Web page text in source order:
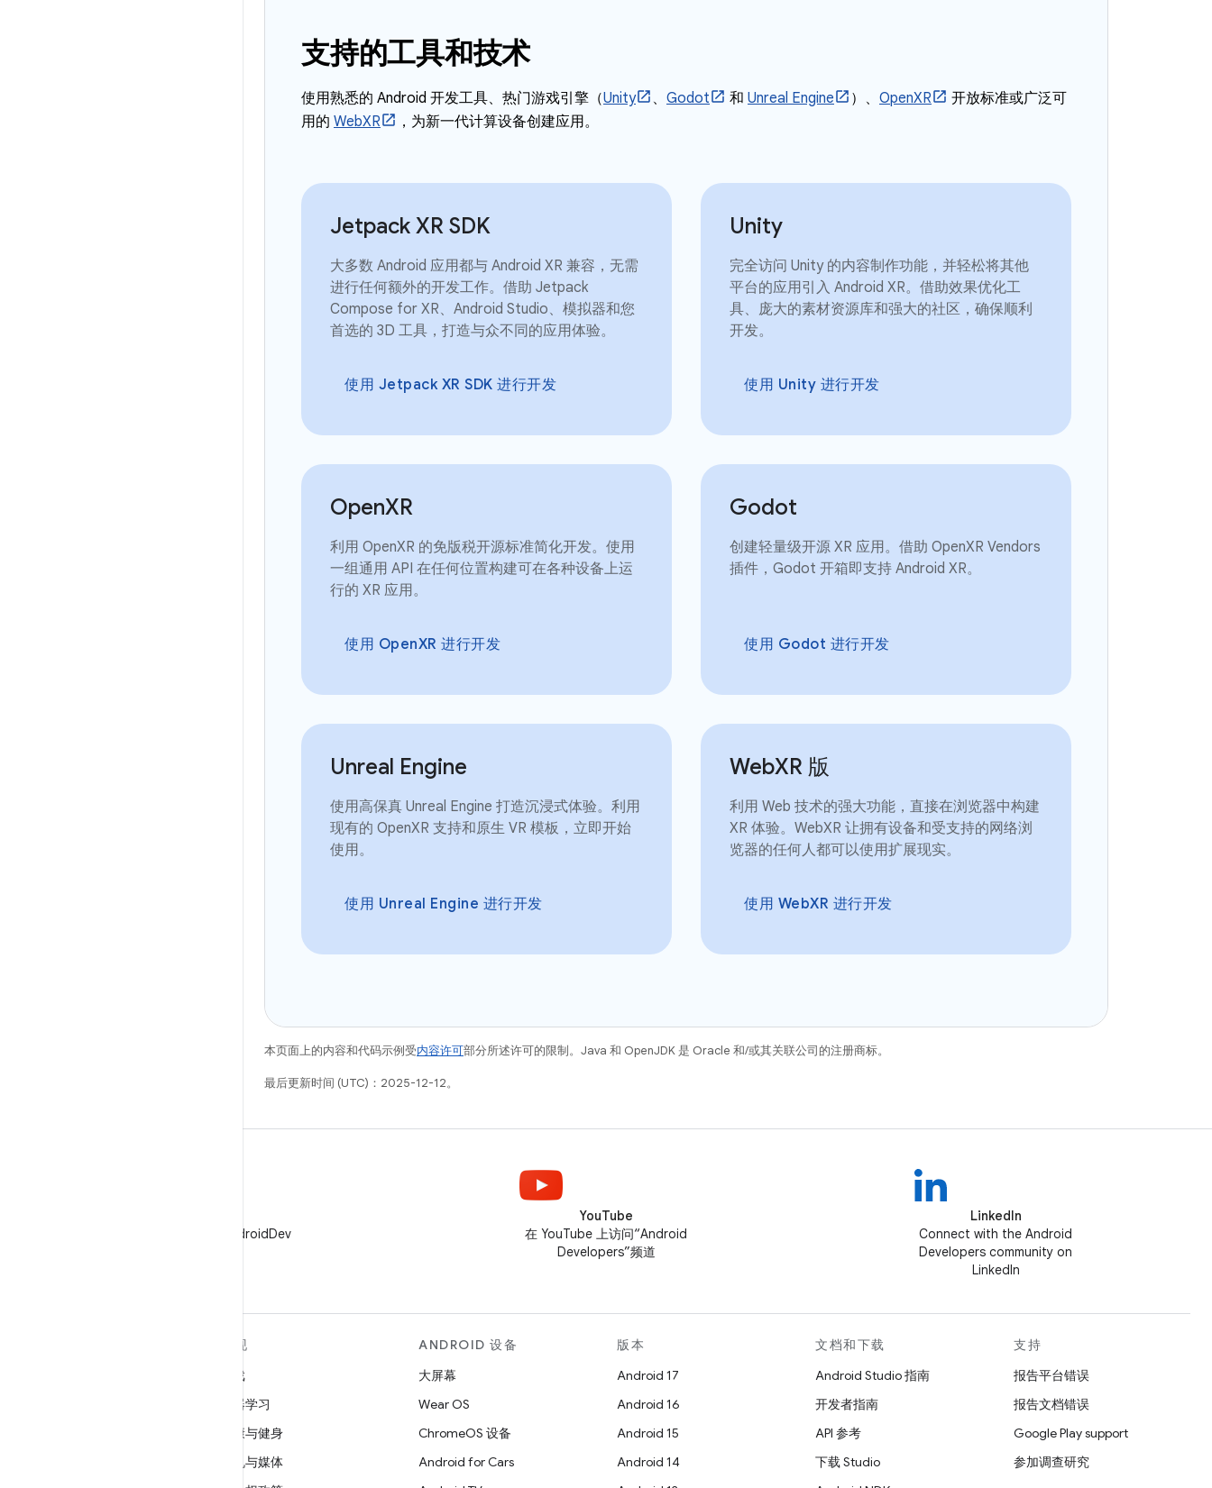
支持的工具和技术
使用熟悉的 Android 开发工具、热门游戏引擎（Unity 、 Godot 和 Unreal Engine ）、 OpenXR
开放标准或广泛可
用的 WebXR ，为新一代计算设备创建应用。
Jetpack XR SDK
大多数 Android 应用都与 Android XR 兼容，无需
进行任何额外的开发工作。借助 Jetpack
Compose for XR、Android Studio、模拟器和您
首选的 3D 工具，打造与众不同的应用体验。
使用 Jetpack XR SDK 进行开发
Unity
完全访问 Unity 的内容制作功能，并轻松将其他
平台的应用引入 Android XR。借助效果优化工
具、庞大的素材资源库和强大的社区，确保顺利
开发。
使用 Unity 进行开发
OpenXR
利用 OpenXR 的免版税开源标准简化开发。使用
一组通用 API 在任何位置构建可在各种设备上运
行的 XR 应用。
使用 OpenXR 进行开发
Godot
创建轻量级开源 XR 应用。借助 OpenXR Vendors
插件，Godot 开箱即支持 Android XR。
使用 Godot 进行开发
Unreal Engine
使用高保真 Unreal Engine 打造沉浸式体验。利用
现有的 OpenXR 支持和原生 VR 模板，立即开始
使用。
使用 Unreal Engine 进行开发
WebXR 版
利用 Web 技术的强大功能，直接在浏览器中构建
XR 体验。WebXR 让拥有设备和受支持的网络浏
览器的任何人都可以使用扩展现实。
使用 WebXR 进行开发
本页面上的内容和代码示例受内容许可部分所述许可的限制。Java 和 OpenJDK 是 Oracle 和/或其关联公司的注册商标。
最后更新时间 (UTC)：2025-12-12。
在 X 上关注 @AndroidDev
YouTube
在 YouTube 上访问“Android
Developers”频道
LinkedIn
Connect with the Android
Developers community on
LinkedIn
发现
游戏
机器学习
健康与健身
相机与媒体
ANDROID 设备
大屏幕
Wear OS
ChromeOS 设备
Android for Cars
版本
Android 17
Android 16
Android 15
Android 14
文档和下载
Android Studio 指南
开发者指南
API 参考
下载 Studio
支持
报告平台错误
报告文档错误
Google Play support
参加调查研究